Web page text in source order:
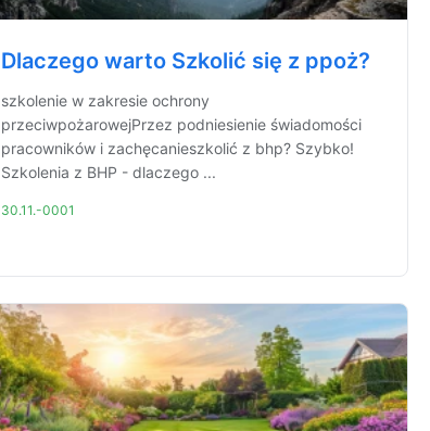
Dlaczego warto Szkolić się z ppoż?
szkolenie w zakresie ochrony
przeciwpożarowejPrzez podniesienie świadomości
pracowników i zachęcanieszkolić z bhp? Szybko!
Szkolenia z BHP - dlaczego ...
30.11.-0001